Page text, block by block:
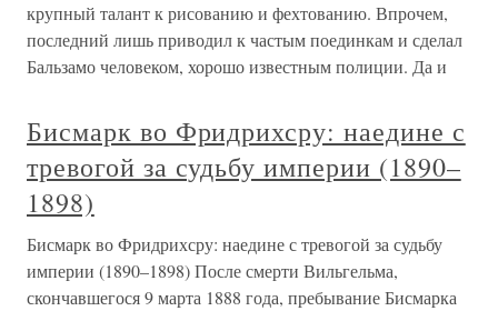
крупный талант к рисованию и фехтованию. Впрочем,
последний лишь приводил к частым поединкам и сделал
Бальзамо человеком, хорошо известным полиции. Да и
Бисмарк во Фридрихсру: наедине с
тревогой за судьбу империи (1890–
1898)
Бисмарк во Фридрихсру: наедине с тревогой за судьбу
империи (1890–1898) После смерти Вильгельма,
скончавшегося 9 марта 1888 года, пребывание Бисмарка